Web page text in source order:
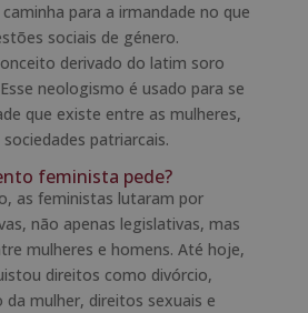
para a irmandade no que
sociais de género.
derivado do latim soro
neologismo é usado para se
que existe entre as mulheres,
patriarcais.
feminista pede?
as feministas lutaram por
não apenas legislativas, mas
mulheres e homens. Até hoje,
direitos como divórcio,
da mulher, direitos sexuais e